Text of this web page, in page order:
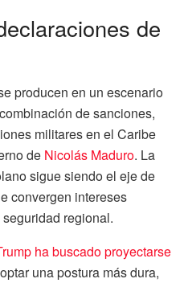
de
producen en un escenario
de sanciones,
militares en el Caribe
de Nicolás Maduro. La
sigue siendo el eje de
convergen intereses
regional.
ha buscado proyectarse
una postura más dura,